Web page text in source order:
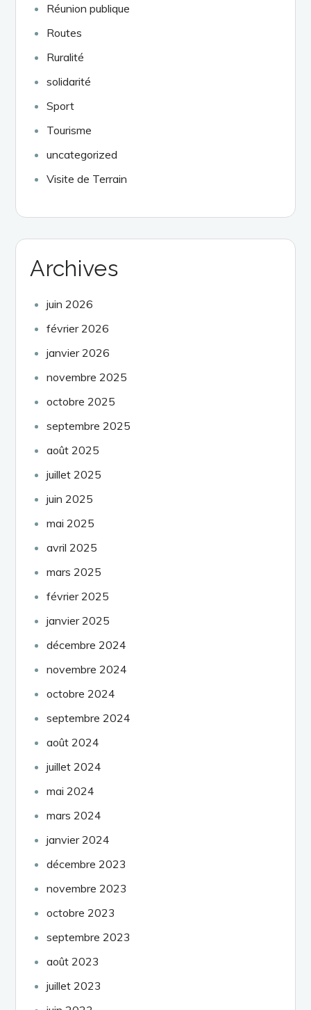
Réunion publique
Routes
Ruralité
solidarité
Sport
Tourisme
uncategorized
Visite de Terrain
Archives
juin 2026
février 2026
janvier 2026
novembre 2025
octobre 2025
septembre 2025
août 2025
juillet 2025
juin 2025
mai 2025
avril 2025
mars 2025
février 2025
janvier 2025
décembre 2024
novembre 2024
octobre 2024
septembre 2024
août 2024
juillet 2024
mai 2024
mars 2024
janvier 2024
décembre 2023
novembre 2023
octobre 2023
septembre 2023
août 2023
juillet 2023